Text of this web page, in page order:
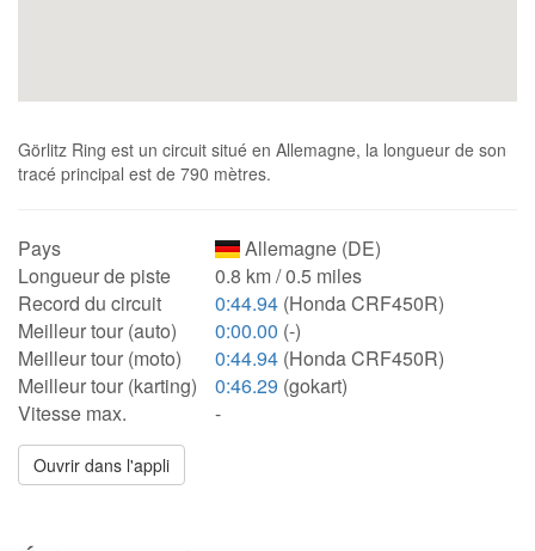
Görlitz Ring est un circuit situé en Allemagne, la longueur de son
tracé principal est de 790 mètres.
Pays
Allemagne (DE)
Longueur de piste
0.8 km / 0.5 miles
Record du circuit
0:44.94 (Honda CRF450R)
Meilleur tour (auto)
0:00.00 (-)
Meilleur tour (moto)
0:44.94 (Honda CRF450R)
Meilleur tour (karting)
0:46.29 (gokart)
Vitesse max.
-
Ouvrir dans l'appli